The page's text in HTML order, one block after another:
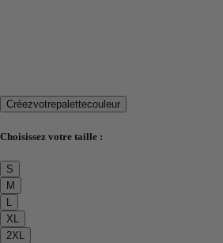
Créezvotrepalettecouleur
Choisissez votre taille :
S
M
L
XL
2XL